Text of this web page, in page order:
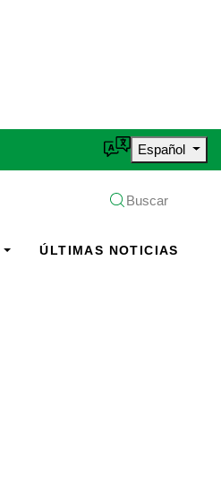
Español
Buscar
ÚLTIMAS NOTICIAS